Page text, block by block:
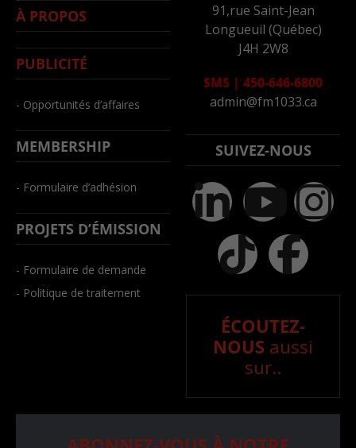
À PROPOS
PUBLICITÉ
- Opportunités d’affaires
MEMBERSHIP
- Formulaire d’adhésion
PROJETS D’ÉMISSION
- Formulaire de demande
- Politique de traitement
91,rue Saint-Jean
Longueuil (Québec)
J4H 2W8
SMS | 450-646-6800
admin@fm1033.ca
SUIVEZ-NOUS
ÉCOUTEZ-
NOUS aussi
sur..